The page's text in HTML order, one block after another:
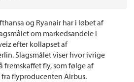
og Ryanair har i løbet af
om markedsandele i
efter kollapset af
Slagsmålet viser hvor ivrige
fremskaffet fly, som følge af
flyproducenten Airbus.